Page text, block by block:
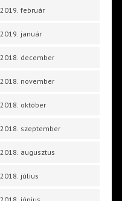
2019. február
2019. január
2018. december
2018. november
2018. október
2018. szeptember
2018. augusztus
2018. július